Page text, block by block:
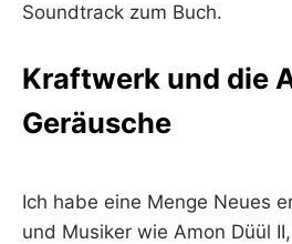
Soundtrack zum Buch.
Kraftwerk und die
Geräusche
Ich habe eine Menge Neues
und Musiker wie Amon Düül